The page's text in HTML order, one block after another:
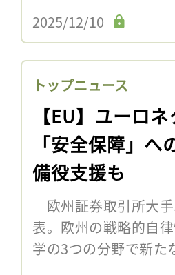
2025/12/10
トップニュース
【EU】ユーロ
「安全保障」
備役支援も
欧州証券取引所大
表。欧州の戦略的自
学の3つの分野で新